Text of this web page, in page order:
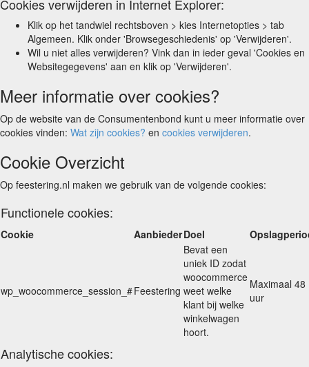
Cookies verwijderen in Internet Explorer:
Klik op het tandwiel rechtsboven > kies Internetopties > tab
Algemeen. Klik onder 'Browsegeschiedenis' op 'Verwijderen'.
Wil u niet alles verwijderen? Vink dan in ieder geval 'Cookies en
Websitegegevens' aan en klik op 'Verwijderen'.
Meer informatie over cookies?
Op de website van de Consumentenbond kunt u meer informatie over
cookies vinden: Wat zijn cookies? en cookies verwijderen.
Cookie Overzicht
Op feestering.nl maken we gebruik van de volgende cookies:
Functionele cookies:
Cookie AanbiederDoel
wp_woocommerce_session_#Feestering
Bevat een
uniek ID zodat
woocommerce
weet welke
klant bij welke
winkelwagen
hoort.
Maximaal 48
uur
Analytische cookies: